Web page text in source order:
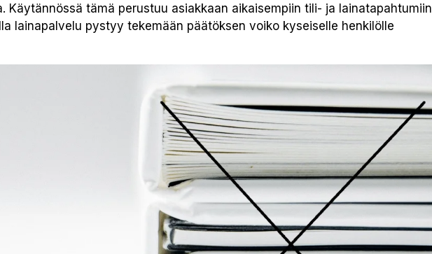
Käytännössä tämä perustuu asiakkaan aikaisempiin tili- ja lainatapahtumiin
lainapalvelu pystyy tekemään päätöksen voiko kyseiselle henkilölle